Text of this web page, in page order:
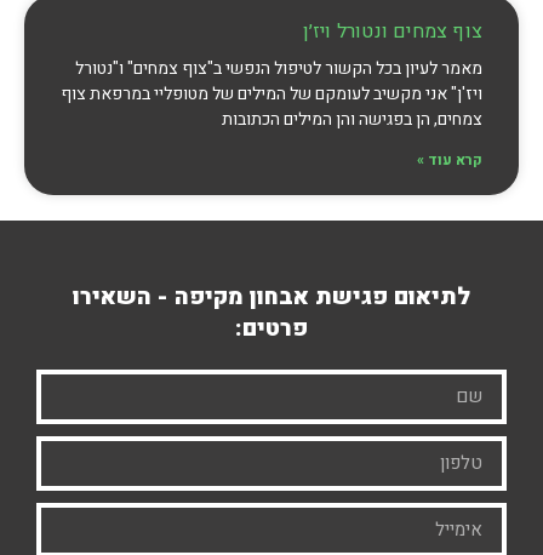
צוף צמחים ונטורל ויז׳ן
מאמר לעיון בכל הקשור לטיפול הנפשי ב"צוף צמחים" ו"נטורל
ויז'ן" אני מקשיב לעומקם של המילים של מטופליי במרפאת צוף
צמחים, הן בפגישה והן המילים הכתובות
קרא עוד »
לתיאום פגישת אבחון מקיפה - השאירו
פרטים: